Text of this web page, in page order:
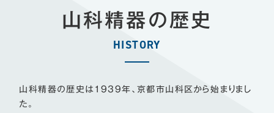
HISTORY
山科精器の歴史
山科精器の歴史は1939年、京都市山科区から始まりまし
た。